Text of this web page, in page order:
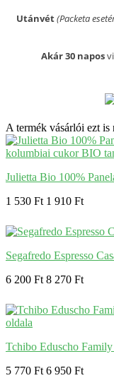
Utánvét(Packeta
Akár 30 napos
A termék vásárlói ezt is
Julietta Bio 100%
1 530 Ft 1 910 Ft
Segafredo Espresso
6 200 Ft 8 270 Ft
Tchibo Eduscho
5 770 Ft 6 950 Ft